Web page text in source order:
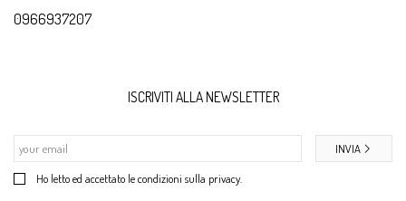
0966937207
ISCRIVITI ALLA NEWSLETTER
Ho letto ed accettato le condizioni sulla privacy.
INVIA